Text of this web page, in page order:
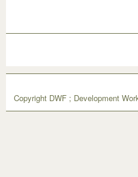
Copyright DWF ; Development